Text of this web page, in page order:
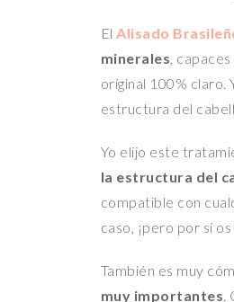
ElAlisado
minerales,
original 100% claro.
estructura del
Yo elijo este
la estructura del
compatible con
caso, ¡pero por si
También es muy
muy importantes.